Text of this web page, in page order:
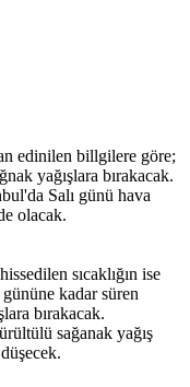
edinilen billgilere göre;
yağışlara bırakacak.
Salı günü hava
olacak.
sıcaklığın ise
kadar süren
bırakacak.
sağanak yağış